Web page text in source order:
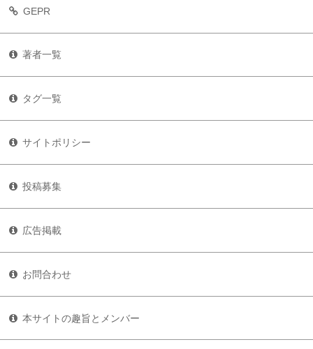
GEPR
著者一覧
タグ一覧
サイトポリシー
投稿募集
広告掲載
お問合わせ
本サイトの趣旨とメンバー